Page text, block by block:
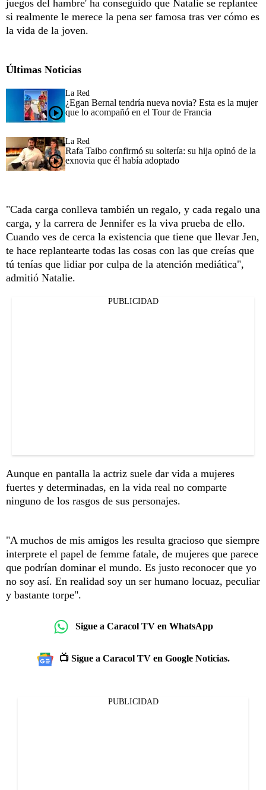
juegos del hambre' ha conseguido que Natalie se replantee
si realmente le merece la pena ser famosa tras ver cómo es
la vida de la joven.
Últimas Noticias
La Red
¿Egan Bernal tendría nueva novia? Esta es la mujer
que lo acompañó en el Tour de Francia
La Red
Rafa Taibo confirmó su soltería: su hija opinó de la
exnovia que él había adoptado
"Cada carga conlleva también un regalo, y cada regalo una
carga, y la carrera de Jennifer es la viva prueba de ello.
Cuando ves de cerca la existencia que tiene que llevar Jen,
te hace replantearte todas las cosas con las que creías que
tú tenías que lidiar por culpa de la atención mediática",
admitió Natalie.
PUBLICIDAD
Aunque en pantalla la actriz suele dar vida a mujeres
fuertes y determinadas, en la vida real no comparte
ninguno de los rasgos de sus personajes.
"A muchos de mis amigos les resulta gracioso que siempre
interprete el papel de femme fatale, de mujeres que parece
que podrían dominar el mundo. Es justo reconocer que yo
no soy así. En realidad soy un ser humano locuaz, peculiar
y bastante torpe".
Sigue a Caracol TV en WhatsApp
📺 Sigue a Caracol TV en Google Noticias.
PUBLICIDAD